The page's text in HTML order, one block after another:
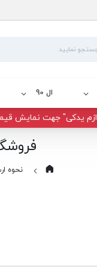
ال 90
یدکی" جهت نمایش
نحوه